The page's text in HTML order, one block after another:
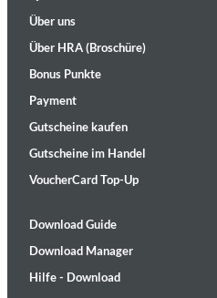
Über uns
Über HRA (Broschüre)
Bonus Punkte
Payment
Gutscheine kaufen
Gutscheine im Handel
VoucherCard Top-Up
Download Guide
Download Manager
Hilfe - Download